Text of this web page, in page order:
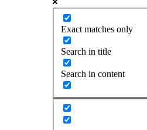
Exact matches only
Search in title
Search in content